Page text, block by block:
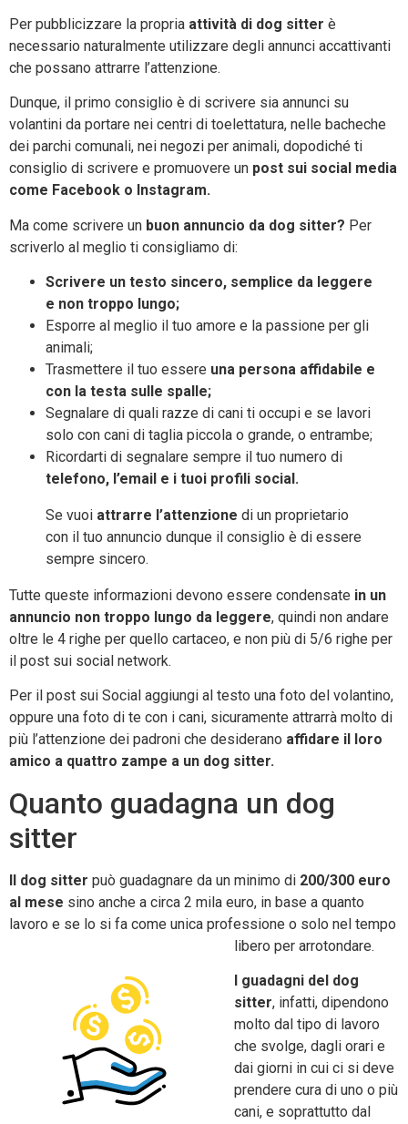
Per pubblicizzare la propria attività di dog sitter è
necessario naturalmente utilizzare degli annunci accattivanti
che possano attrarre l’attenzione.
Dunque, il primo consiglio è di scrivere sia annunci su
volantini da portare nei centri di toelettatura, nelle bacheche
dei parchi comunali, nei negozi per animali, dopodiché ti
consiglio di scrivere e promuovere un post sui social media
come Facebook o Instagram.
Ma come scrivere un buon annuncio da dog sitter? Per
scriverlo al meglio ti consigliamo di:
Scrivere un testo sincero, semplice da leggere
e non troppo lungo;
Esporre al meglio il tuo amore e la passione per gli
animali;
Trasmettere il tuo essere una persona affidabile e
con la testa sulle spalle;
Segnalare di quali razze di cani ti occupi e se lavori
solo con cani di taglia piccola o grande, o entrambe;
Ricordarti di segnalare sempre il tuo numero di
telefono, l’email e i tuoi profili social.
Se vuoi attrarre l’attenzione di un proprietario
con il tuo annuncio dunque il consiglio è di essere
sempre sincero.
Tutte queste informazioni devono essere condensate in un
annuncio non troppo lungo da leggere, quindi non andare
oltre le 4 righe per quello cartaceo, e non più di 5/6 righe per
il post sui social network.
Per il post sui Social aggiungi al testo una foto del volantino,
oppure una foto di te con i cani, sicuramente attrarrà molto di
più l’attenzione dei padroni che desiderano affidare il loro
amico a quattro zampe a un dog sitter.
Quanto guadagna un dog
sitter
Il dog sitter può guadagnare da un minimo di 200/300 euro
al mese sino anche a circa 2 mila euro, in base a quanto
lavoro e se lo si fa come unica professione o solo nel tempo
libero per arrotondare.
I guadagni del dog
sitter, infatti, dipendono
molto dal tipo di lavoro
che svolge, dagli orari e
dai giorni in cui ci si deve
prendere cura di uno o più
cani, e soprattutto dal